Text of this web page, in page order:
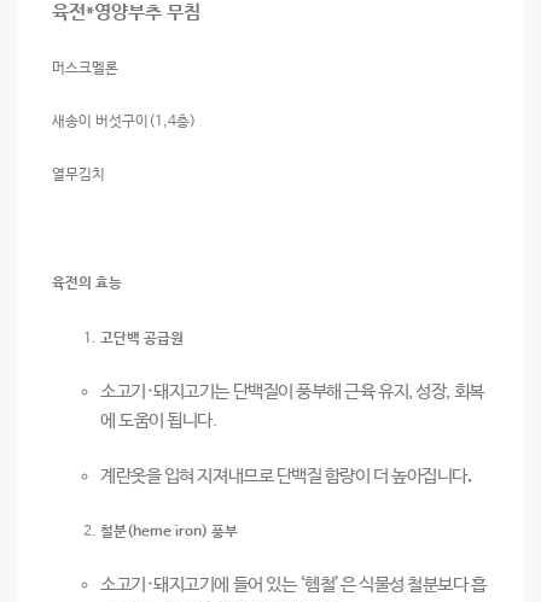
육전*영양부추 무침
머스크멜론
새송이 버섯구이(1,4층)
열무김치
육전의 효능
고단백 공급원
소고기·돼지고기는 단백질이 풍부해 근육 유지, 성장, 회복
에 도움이 됩니다.
계란옷을 입혀 지져내므로 단백질 함량이 더 높아집니다.
철분(heme iron) 풍부
소고기·돼지고기에 들어 있는 ‘헴철’은 식물성 철분보다 흡